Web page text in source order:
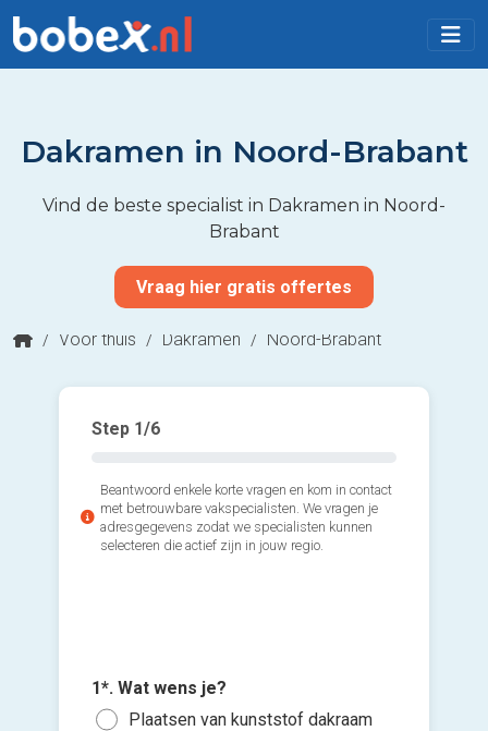
Dakramen in Noord-Brabant
Vind de beste specialist in Dakramen in Noord-
Brabant
Vraag hier gratis offertes
/ Voor thuis / Dakramen / Noord-Brabant
Step 1/6
Beantwoord enkele korte vragen en kom in contact
met betrouwbare vakspecialisten. We vragen je
adresgegevens zodat we specialisten kunnen
selecteren die actief zijn in jouw regio.
1*. Wat wens je?
Plaatsen van kunststof dakraam